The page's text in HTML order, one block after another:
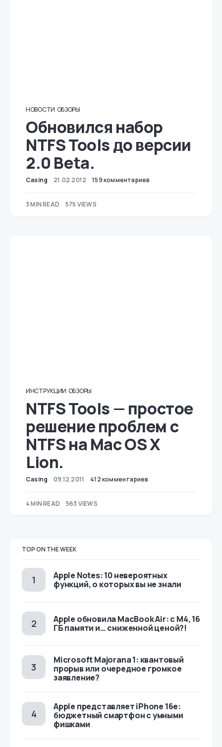
НОВОСТИ ОБЗОРЫ
Обновился набор
NTFS Tools до версии
2.0 Beta.
Casing 21.02.2012 159 комментариев
3 MIN READ 575 VIEWS
ИНСТРУКЦИИ ОБЗОРЫ
NTFS Tools — простое
решение проблем с
NTFS на Mac OS X
Lion.
Casing 09.12.2011 412 комментариев
4 MIN READ 563 VIEWS
TOP ON THE WEEK
Apple Notes: 10 невероятных
функций, о которых вы не знали
Apple обновила MacBook Air: с M4, 16
ГБ памяти и… сниженной ценой?!
Microsoft Majorana 1: квантовый
прорыв или очередное громкое
заявление?
Apple представляет iPhone 16e:
бюджетный смартфон с умными
фишками